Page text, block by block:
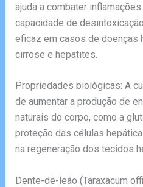
ajuda a combater
capacidade de
eficaz em casos de doenças
cirrose e hepatites.
Propriedades biológicas: A
de aumentar a produção de
naturais do corpo, como a
proteção das células
na regeneração dos tecidos
Dente-de-leão (Taraxacum